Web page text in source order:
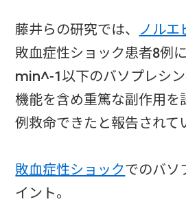
藤井らの研究では、 ノルエ
敗血症性ショック患者8例
min^-1以下のバソプレシ
機能を含め重篤な副作用を
例救命できたと報告されて
敗血症性ショックでのバソ
イント。